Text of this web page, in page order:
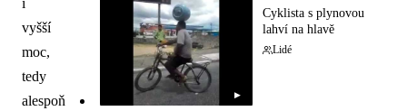
i
vyšší
moc,
tedy
alespoň
▶
Cyklista s plynovou
lahví na hlavě
Lidé